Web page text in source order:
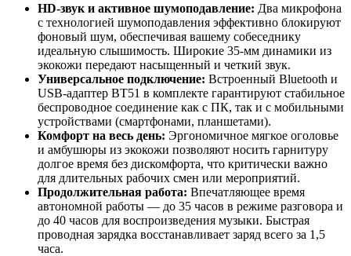
HD-звук и активное шумоподавление: Два микрофона
с технологией шумоподавления эффективно блокируют
фоновый шум, обеспечивая вашему собеседнику
идеальную слышимость. Широкие 35-мм динамики из
экокожи передают насыщенный и четкий звук.
Универсальное подключение: Встроенный Bluetooth и
USB-адаптер BT51 в комплекте гарантируют стабильное
беспроводное соединение как с ПК, так и с мобильными
устройствами (смартфонами, планшетами).
Комфорт на весь день: Эргономичное мягкое оголовье
и амбушюры из экокожи позволяют носить гарнитуру
долгое время без дискомфорта, что критически важно
для длительных рабочих смен или мероприятий.
Продолжительная работа: Впечатляющее время
автономной работы — до 35 часов в режиме разговора и
до 40 часов для воспроизведения музыки. Быстрая
проводная зарядка восстанавливает заряд всего за 1,5
часа.